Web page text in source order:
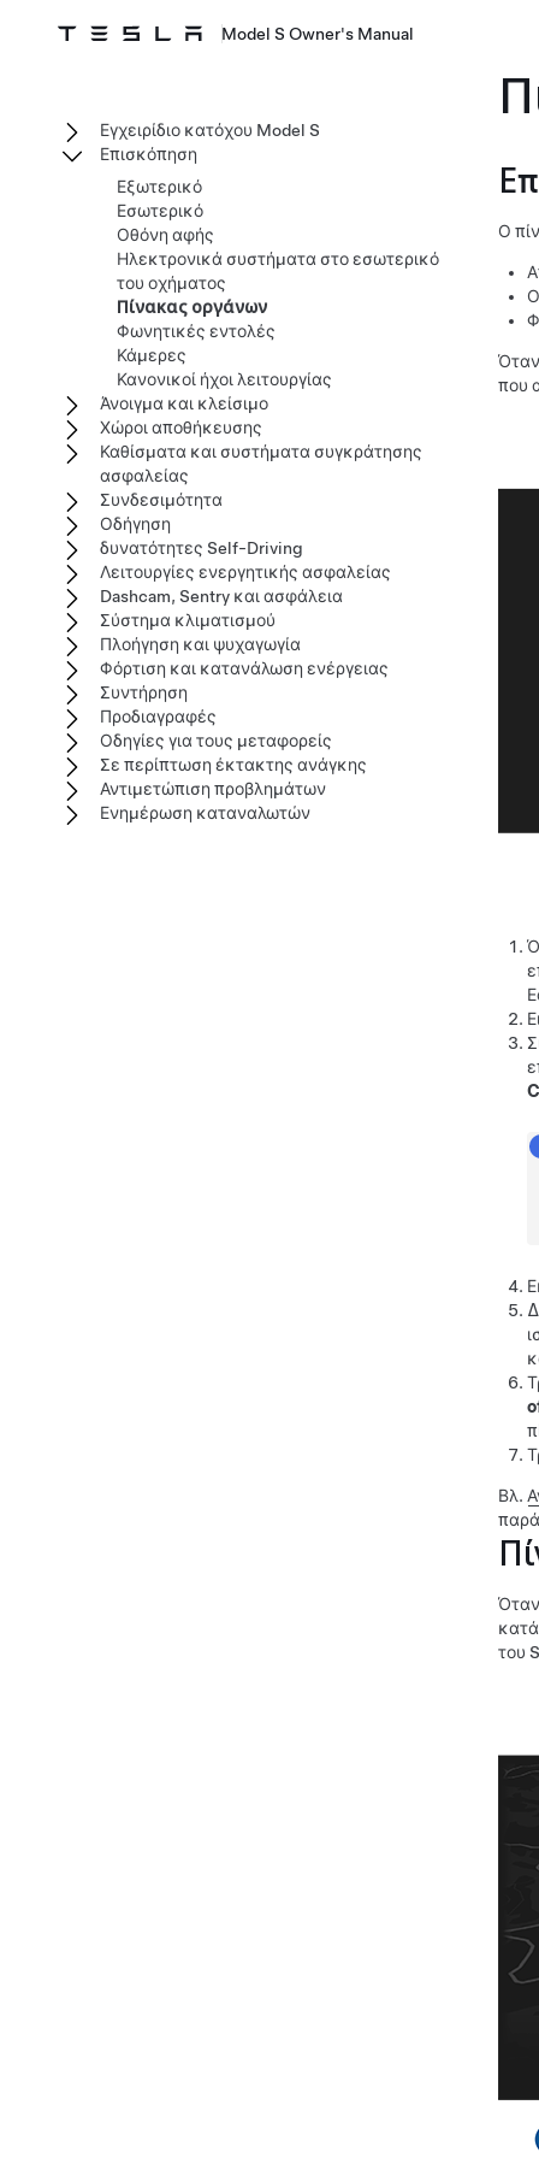
Model S Owner's Manual
Ο
που
Βλ.
Όταν
του
Εγχειρίδιο κατόχου Model S
Επισκόπηση
Εξωτερικό
Εσωτερικό
Οθόνη αφής
Ηλεκτρονικά συστήματα στο εσωτερικό
του οχήματος
Πίνακας οργάνων
Φωνητικές εντολές
Κάμερες
Κανονικοί ήχοι λειτουργίας
Άνοιγμα και κλείσιμο
Χώροι αποθήκευσης
Καθίσματα και συστήματα συγκράτησης
ασφαλείας
Συνδεσιμότητα
Οδήγηση
δυνατότητες Self-Driving
Λειτουργίες ενεργητικής ασφαλείας
Dashcam, Sentry και ασφάλεια
Σύστημα κλιματισμού
Πλοήγηση και ψυχαγωγία
Φόρτιση και κατανάλωση ενέργειας
Συντήρηση
Προδιαγραφές
Οδηγίες για τους μεταφορείς
Σε περίπτωση έκτακτης ανάγκης
Αντιμετώπιση προβλημάτων
Ενημέρωση καταναλωτών